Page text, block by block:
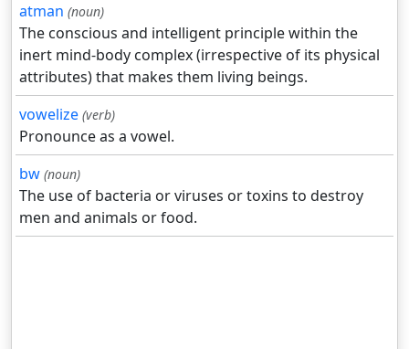
atman (noun)
The conscious and intelligent principle within the
inert mind-body complex (irrespective of its physical
attributes) that makes them living beings.
vowelize (verb)
Pronounce as a vowel.
bw (noun)
The use of bacteria or viruses or toxins to destroy
men and animals or food.